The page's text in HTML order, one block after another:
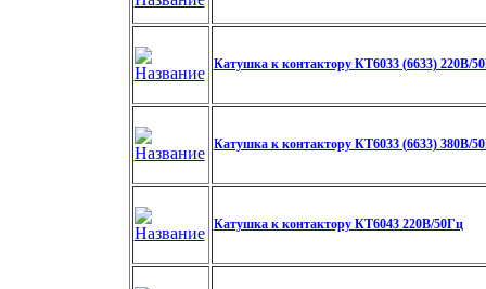
Катушка к контактору КТ6033 (6633) 220В/
Катушка к контактору КТ6033 (6633) 380В/
Катушка к контактору КТ6043 220В/50Гц